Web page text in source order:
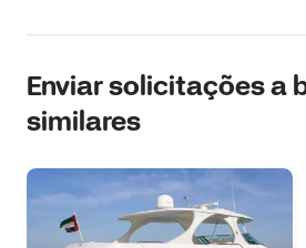
Enviar solicitações a
similares